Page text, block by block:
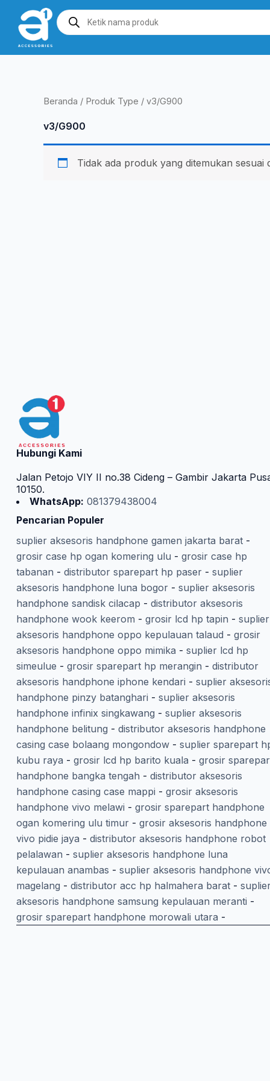
konten
Products
search
Beranda / Produk Type / v3/G900
v3/G900
Tidak ada produk yang ditemukan sesuai
Hubungi Kami
Jalan Petojo VIY II no.38 Cideng – Gambir Jakarta
10150.
WhatsApp: 081379438004
Pencarian Populer
suplier aksesoris handphone gamen jakarta barat-
grosir case hp ogan komering ulu - grosir case hp
tabanan - distributor sparepart hp paser- suplier
aksesoris handphone luna bogor- suplier aksesoris
handphone sandisk cilacap - distributor aksesoris
handphone wook keerom - grosir lcd hp tapin - suplier
aksesoris handphone oppo kepulauan talaud - grosir
aksesoris handphone oppo mimika - suplier lcd hp
simeulue - grosir sparepart hp merangin - distributor
aksesoris handphone iphone kendari - suplier
handphone pinzy batanghari - suplier aksesoris
handphone infinix singkawang - suplier aksesoris
handphone belitung - distributor aksesoris handphone
casing case bolaang mongondow- suplier sparepart
kubu raya - grosir lcd hp barito kuala - grosir
handphone bangka tengah - distributor aksesoris
handphone casing case mappi - grosir aksesoris
handphone vivo melawi - grosir sparepart handphone
ogan komering ulu timur- grosir aksesoris handphone
vivo pidie jaya - distributor aksesoris handphone robot
pelalawan - suplier aksesoris handphone luna
kepulauan anambas - suplier aksesoris handphone
magelang - distributor acc hp halmahera barat-
aksesoris handphone samsung kepulauan meranti -
grosir sparepart handphone morowali utara -